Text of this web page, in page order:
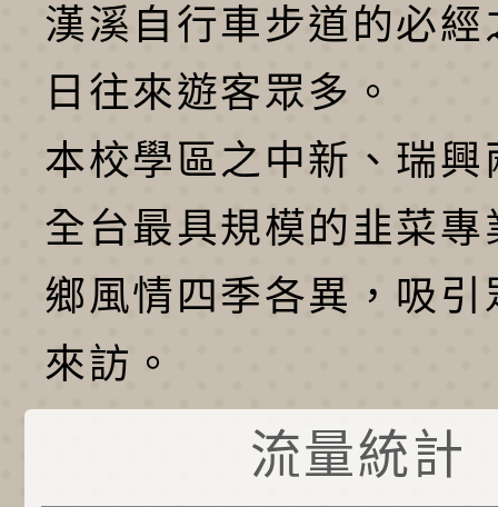
漢溪自行車步道的必經
日往來遊客眾多。
本校學區之中新、瑞興
全台最具規模的韭菜專
鄉風情四季各異，吸引
來訪。
流量統計